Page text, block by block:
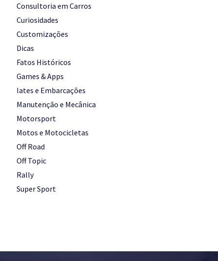
Consultoria em Carros
Curiosidades
Customizações
Dicas
Fatos Históricos
Games & Apps
Iates e Embarcações
Manutenção e Mecânica
Motorsport
Motos e Motocicletas
Off Road
Off Topic
Rally
Super Sport